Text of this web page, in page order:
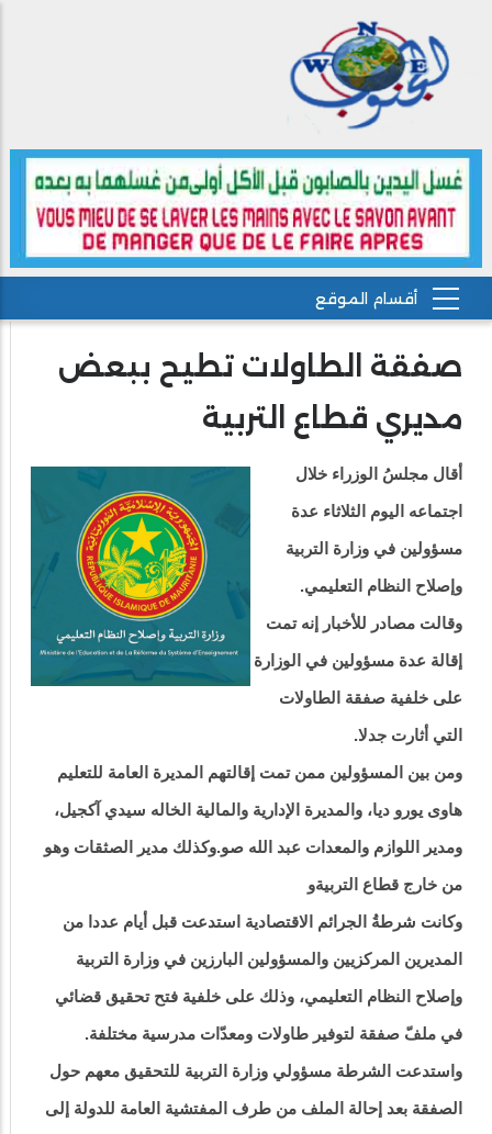
صفقة الطاولات تطيح ببعض
مديري قطاع التربية
أقال مجلسُ الوزراء خلال
اجتماعه اليوم الثلاثاء عدة
مسؤولين في وزارة التربية
وإصلاح النظام التعليمي.
وقالت مصادر للأخبار إنه تمت
إقالة عدة مسؤولين في الوزارة
على خلفية صفقة الطاولات
التي أثارت جدلا.
ومن بين المسؤولين ممن تمت إقالتهم المديرة العامة للتعليم
هاوى يورو ديا، والمديرة الإدارية والمالية الخاله سيدي آكجيل،
ومدير اللوازم والمعدات عبد الله صو.وكذلك مدير الصثقات وهو
من خارج قطاع التربيةو
وكانت شرطةُ الجرائم الاقتصادية استدعت قبل أيام عددا من
المديرين المركزيين والمسؤولين البارزين في وزارة التربية
وإصلاح النظام التعليمي، وذلك على خلفية فتح تحقيق قضائي
في ملفّ صفقة لتوفير طاولات ومعدّات مدرسية مختلفة.
واستدعت الشرطة مسؤولي وزارة التربية للتحقيق معهم حول
الصفقة بعد إحالة الملف من طرف المفتشية العامة للدولة إلى